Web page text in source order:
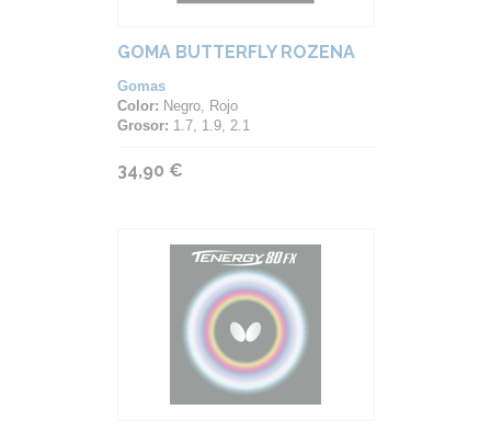
GOMA BUTTERFLY ROZENA
Gomas
Color: Negro, Rojo
Grosor: 1.7, 1.9, 2.1
34,90 €